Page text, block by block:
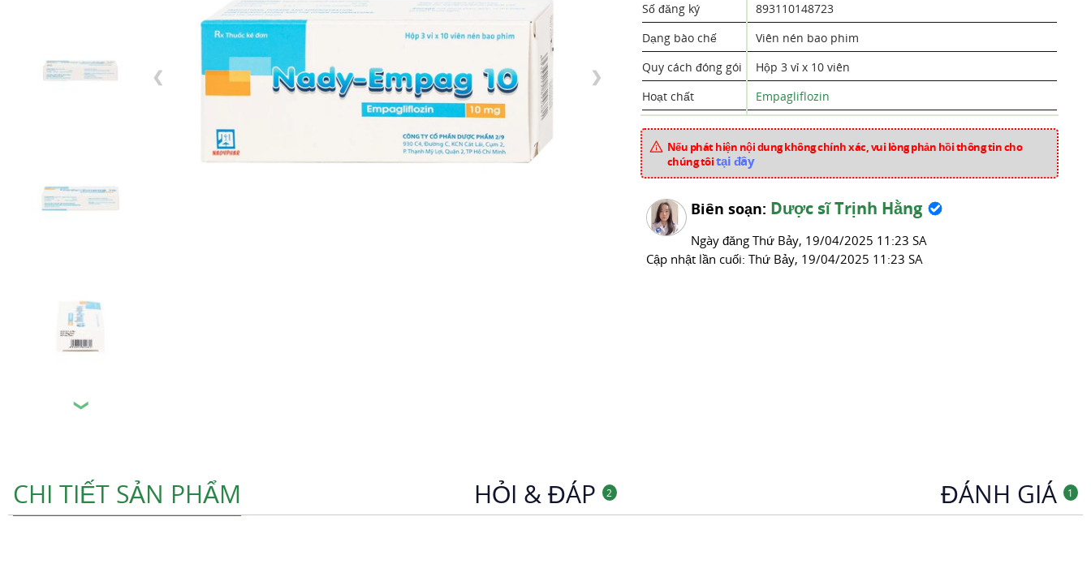
❯
❮ ❯
Số đăng ký
893110148723
Dạng bào chế
Viên nén bao phim
Quy cách đóng gói
Hộp 3 vỉ x 10 viên
Hoạt chất
Empagliflozin
Xuất xứ
Việt Nam
Mã sản phẩm
nn557
Chuyên mục
Thuốc Tiểu Đường
Nếu phát hiện nội dung không chính xác, vui lòng phản hồi thông tin cho
chúng tôitại đây
Biên soạn: Dược sĩ Trịnh Hằng
Ngày đăng Thứ Bảy, 19/04/2025 11:23 SA
Cập nhật lần cuối: Thứ Bảy, 19/04/2025 11:23 SA
CHI TIẾT SẢN PHẨM HỎI & ĐÁP 2 ĐÁNH GIÁ 1